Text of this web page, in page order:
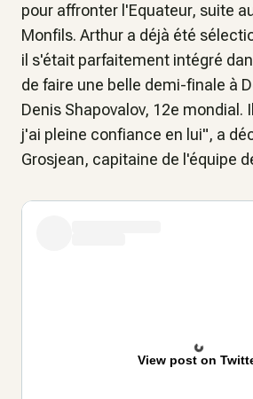
pour affronter l'Equateur, suite
Monfils. Arthur a déjà été
il s'était parfaitement intégré
de faire une belle demi-finale à
Denis Shapovalov, 12e mondial.
j'ai pleine confiance en lui", a
Grosjean, capitaine de l'équipe
View post on